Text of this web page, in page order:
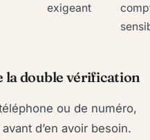
exigeant
la double vérification
ou de numéro,
d’en avoir besoin.